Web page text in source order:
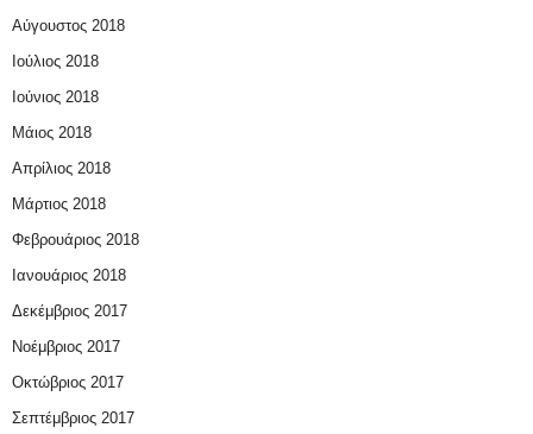
Αύγουστος 2018
Ιούλιος 2018
Ιούνιος 2018
Μάιος 2018
Απρίλιος 2018
Μάρτιος 2018
Φεβρουάριος 2018
Ιανουάριος 2018
Δεκέμβριος 2017
Νοέμβριος 2017
Οκτώβριος 2017
Σεπτέμβριος 2017